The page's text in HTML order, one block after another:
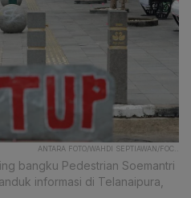
ANTARA FOTO/WAHDI SEPTIAWAN/FOC..
bangku Pedestrian Soemantri
informasi di Telanaipura,